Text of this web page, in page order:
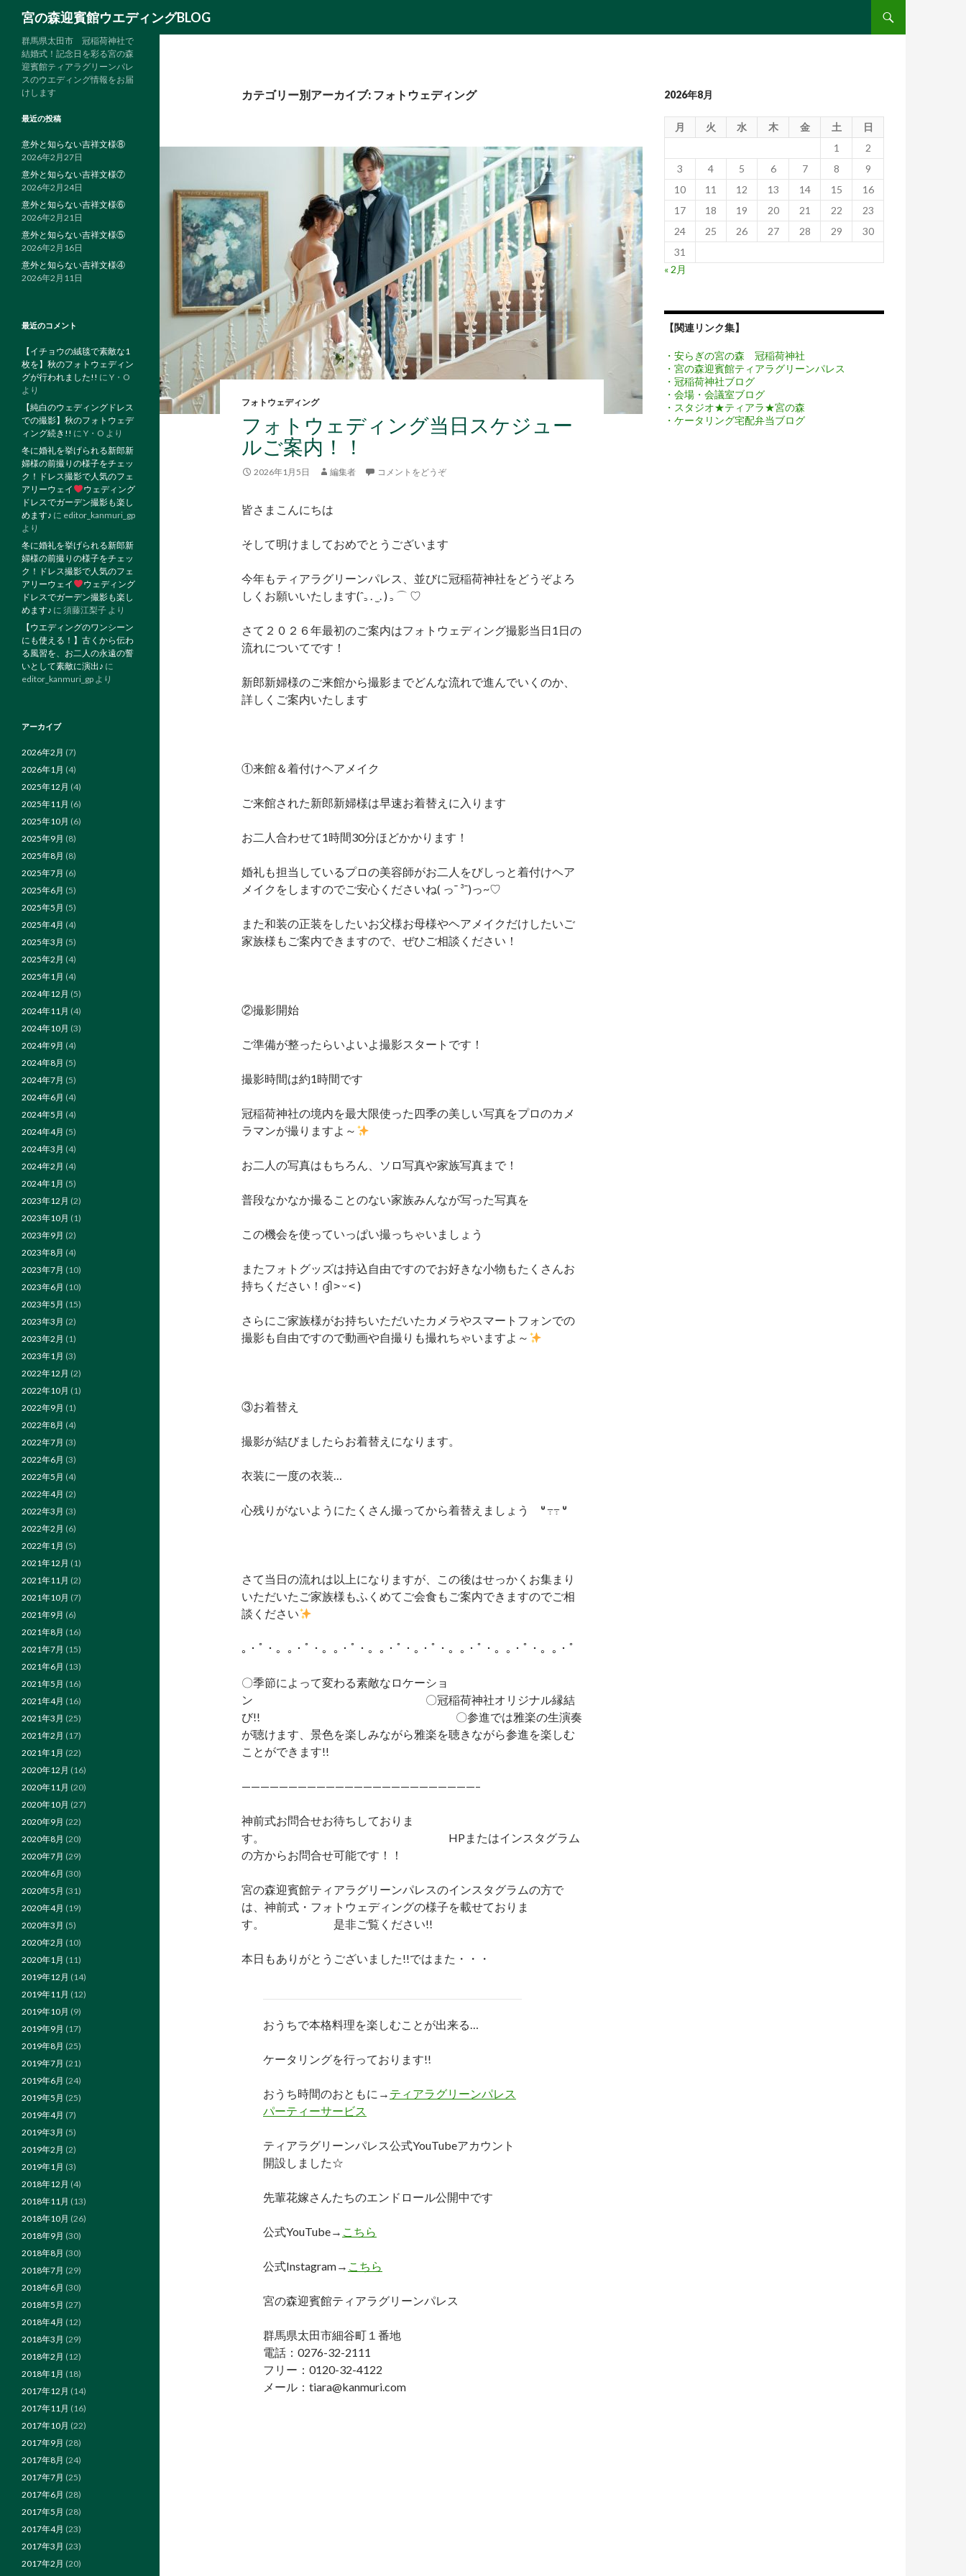
宮の森迎賓館ウエディングBLOG
カテゴリー別アーカイブ: フォトウェディング
フォトウェディング
フォトウェディング当日スケジュー
ルご案内！！
2026年1月5日 編集者 コメントをどうぞ
皆さまこんにちは
そして明けましておめでとうございます
今年もティアラグリーンパレス、並びに冠稲荷神社をどうぞよろ
しくお願いいたします(ˆ꜆ . ̫ . ) ꜆ ⌒ ♡
さて２０２６年最初のご案内はフォトウェディング撮影当日1日の
流れについてです！
新郎新婦様のご来館から撮影までどんな流れで進んでいくのか、
詳しくご案内いたします
①来館＆着付けヘアメイク
ご来館された新郎新婦様は早速お着替えに入ります
お二人合わせて1時間30分ほどかかります！
婚礼も担当しているプロの美容師がお二人をびしっと着付けヘア
メイクをしますのでご安心くださいね( っ¯ ³¯)っ~♡
また和装の正装をしたいお父様お母様やヘアメイクだけしたいご
家族様もご案内できますので、ぜひご相談ください！
②撮影開始
ご準備が整ったらいよいよ撮影スタートです！
撮影時間は約1時間です
冠稲荷神社の境内を最大限使った四季の美しい写真をプロのカメ
ラマンが撮りますよ～
お二人の写真はもちろん、ソロ写真や家族写真まで！
普段なかなか撮ることのない家族みんなが写った写真を
この機会を使っていっぱい撮っちゃいましょう
またフォトグッズは持込自由ですのでお好きな小物もたくさんお
持ちください！ദ്ദി ˃ ᵕ ˂ )
さらにご家族様がお持ちいただいたカメラやスマートフォンでの
撮影も自由ですので動画や自撮りも撮れちゃいますよ～
③お着替え
撮影が結びましたらお着替えになります。
衣装に一度の衣装…
心残りがないようにたくさん撮ってから着替えましょう ᐡ߹߹ ᐡ
さて当日の流れは以上になりますが、この後はせっかくお集まり
いただいたご家族様もふくめてご会食もご案内できますのでご相
談ください
｡・ﾟ・。｡・ﾟ・。｡・ﾟ・。｡・ﾟ・｡・ﾟ・。｡・ﾟ・。｡・ﾟ・。｡・ﾟ
〇季節によって変わる素敵なロケーショ
ン 〇冠稲荷神社オリジナル縁結
び!! 〇参進では雅楽の生演奏
が聴けます、景色を楽しみながら雅楽を聴きながら参進を楽しむ
ことができます!!
—————————————————————————–
神前式お問合せお待ちしておりま
す。 HPまたはインスタグラム
の方からお問合せ可能です！！
宮の森迎賓館ティアラグリーンパレスのインスタグラムの方で
は、神前式・フォトウェディングの様子を載せておりま
す。 是非ご覧ください!!
本日もありがとうございました!!ではまた・・・
おうちで本格料理を楽しむことが出来る…
ケータリングを行っております!!
おうち時間のおともに→ ティアラグリーンパレス
パーティーサービス
ティアラグリーンパレス公式YouTubeアカウント
開設しました☆
先輩花嫁さんたちのエンドロール公開中です
公式YouTube→ こちら
公式Instagram→ こちら
宮の森迎賓館ティアラグリーンパレス
群馬県太田市細谷町１番地
電話：0276-32-2111
フリー：0120-32-4122
メール：tiara@kanmuri.com
2026年8月
月 火 水 木 金 土
日
1
2
3
4 5 6 7 8
9
10
11 12 13 14 15
16
17
18 19 20 21 22
23
24
25 26 27 28 29
30
31
« 2月
【関連リンク集】
・安らぎの宮の森 冠稲荷神社
・宮の森迎賓館ティアラグリーンパレス
・冠稲荷神社ブログ
・会場・会議室ブログ
・スタジオ★ティアラ★宮の森
・ケータリング宅配弁当ブログ
群馬県太田市 冠稲荷神社で
結婚式！記念日を彩る宮の森
迎賓館ティアラグリーンパレ
スのウエディング情報をお届
けします
最近の投稿
意外と知らない吉祥文様⑧
2026年2月27日
意外と知らない吉祥文様⑦
2026年2月24日
意外と知らない吉祥文様⑥
2026年2月21日
意外と知らない吉祥文様⑤
2026年2月16日
意外と知らない吉祥文様④
2026年2月11日
最近のコメント
【イチョウの絨毯で素敵な1
枚を】秋のフォトウェディン
グが行われました!! に Y・O
より
【純白のウェディングドレス
での撮影】秋のフォトウェデ
ィング続き!! に Y・O より
冬に婚礼を挙げられる新郎新
婦様の前撮りの様子をチェッ
ク！ドレス撮影で人気のフェ
アリーウェイ
ウェディング
ドレスでガーデン撮影も楽し
めます♪ に editor_kanmuri_gp
より
冬に婚礼を挙げられる新郎新
婦様の前撮りの様子をチェッ
ク！ドレス撮影で人気のフェ
アリーウェイ
ウェディング
ドレスでガーデン撮影も楽し
めます♪ に 須藤江梨子 より
【ウエディングのワンシーン
にも使える！】古くから伝わ
る風習を、お二人の永遠の誓
いとして素敵に演出♪ に
editor_kanmuri_gp より
アーカイブ
2026年2月 (7)
2026年1月 (4)
2025年12月 (4)
2025年11月 (6)
2025年10月 (6)
2025年9月 (8)
2025年8月 (8)
2025年7月 (6)
2025年6月 (5)
2025年5月 (5)
2025年4月 (4)
2025年3月 (5)
2025年2月 (4)
2025年1月 (4)
2024年12月 (5)
2024年11月 (4)
2024年10月 (3)
2024年9月 (4)
2024年8月 (5)
2024年7月 (5)
2024年6月 (4)
2024年5月 (4)
2024年4月 (5)
2024年3月 (4)
2024年2月 (4)
2024年1月 (5)
2023年12月 (2)
2023年10月 (1)
2023年9月 (2)
2023年8月 (4)
2023年7月 (10)
2023年6月 (10)
2023年5月 (15)
2023年3月 (2)
2023年2月 (1)
2023年1月 (3)
2022年12月 (2)
2022年10月 (1)
2022年9月 (1)
2022年8月 (4)
2022年7月 (3)
2022年6月 (3)
2022年5月 (4)
2022年4月 (2)
2022年3月 (3)
2022年2月 (6)
2022年1月 (5)
2021年12月 (1)
2021年11月 (2)
2021年10月 (7)
2021年9月 (6)
2021年8月 (16)
2021年7月 (15)
2021年6月 (13)
2021年5月 (16)
2021年4月 (16)
2021年3月 (25)
2021年2月 (17)
2021年1月 (22)
2020年12月 (16)
2020年11月 (20)
2020年10月 (27)
2020年9月 (22)
2020年8月 (20)
2020年7月 (29)
2020年6月 (30)
2020年5月 (31)
2020年4月 (19)
2020年3月 (5)
2020年2月 (10)
2020年1月 (11)
2019年12月 (14)
2019年11月 (12)
2019年10月 (9)
2019年9月 (17)
2019年8月 (25)
2019年7月 (21)
2019年6月 (24)
2019年5月 (25)
2019年4月 (7)
2019年3月 (5)
2019年2月 (2)
2019年1月 (3)
2018年12月 (4)
2018年11月 (13)
2018年10月 (26)
2018年9月 (30)
2018年8月 (30)
2018年7月 (29)
2018年6月 (30)
2018年5月 (27)
2018年4月 (12)
2018年3月 (29)
2018年2月 (12)
2018年1月 (18)
2017年12月 (14)
2017年11月 (16)
2017年10月 (22)
2017年9月 (28)
2017年8月 (24)
2017年7月 (25)
2017年6月 (28)
2017年5月 (28)
2017年4月 (23)
2017年3月 (23)
2017年2月 (20)